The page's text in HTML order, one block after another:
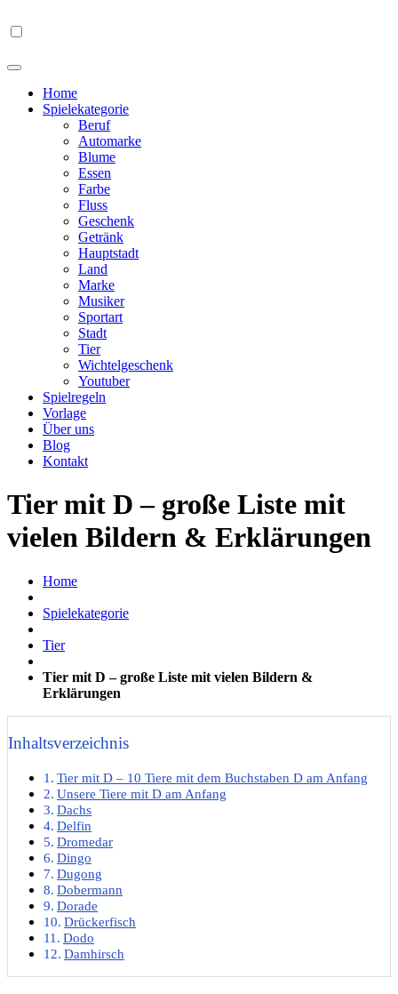
Home
Spielekategorie
Beruf
Automarke
Blume
Essen
Farbe
Fluss
Geschenk
Getränk
Hauptstadt
Land
Marke
Musiker
Sportart
Stadt
Tier
Wichtelgeschenk
Youtuber
Spielregeln
Vorlage
Über uns
Blog
Kontakt
Tier mit D – große Liste mit
vielen Bildern & Erklärungen
Home
Spielekategorie
Tier
Tier mit D – große Liste mit vielen Bildern &
Erklärungen
Inhaltsverzeichnis
Tier mit D – 10 Tiere mit dem Buchstaben D am Anfang
Unsere Tiere mit D am Anfang
Dachs
Delfin
Dromedar
Dingo
Dugong
Dobermann
Dorade
Drückerfisch
Dodo
Damhirsch